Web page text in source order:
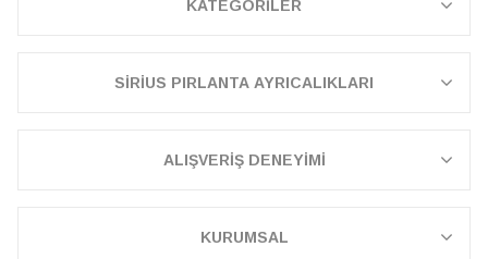
KATEGORİLER
SİRİUS PIRLANTA AYRICALIKLARI
ALIŞVERİŞ DENEYİMİ
KURUMSAL